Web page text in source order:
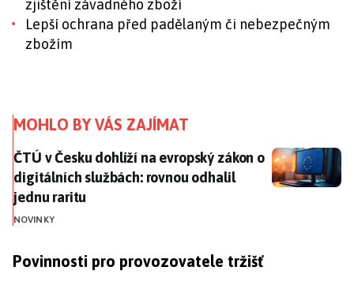
zjištění závadného zboží
Lepší ochrana před padělaným či nebezpečným
zbožím
MOHLO BY VÁS ZAJÍMAT
ČTÚ v Česku dohlíží na evropský zákon o digitálních
ČTÚ v Česku dohlíží na evropský zákon o
digitálních službách: rovnou odhalil
jednu raritu
NOVINKY
Povinnosti pro provozovatele tržišť